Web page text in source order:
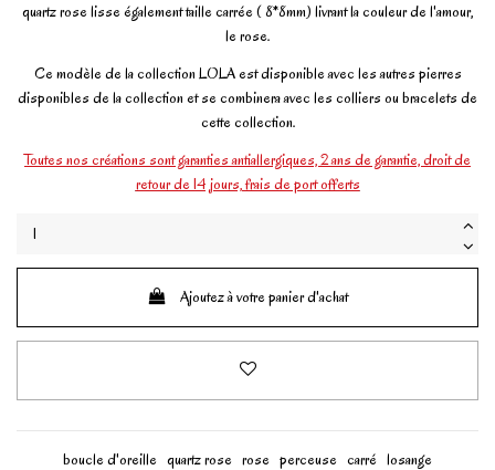
quartz rose lisse également taille carrée ( 8*8mm) livrant la couleur de l'amour,
le rose.
Ce modèle de la collection LOLA est disponible avec les autres pierres
disponibles de la collection et se combinera avec les colliers ou bracelets de
cette collection.
Toutes nos créations sont garanties antiallergiques, 2 ans de garantie, droit de
retour de 14 jours, frais de port offerts
Ajoutez à votre panier d'achat
boucle d'oreille quartz rose rose perceuse carré losange